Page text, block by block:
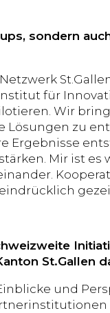
sondern
für
Wir
zu
Ergebnisse
Mir ist
St.Gallen
und